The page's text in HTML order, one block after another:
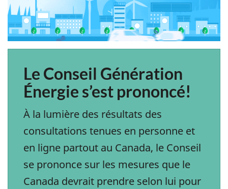
Le Conseil Génération
Énergie s’est prononcé!
À la lumière des résultats des
consultations tenues en personne et
en ligne partout au Canada, le Conseil
se prononce sur les mesures que le
Canada devrait prendre selon lui pour